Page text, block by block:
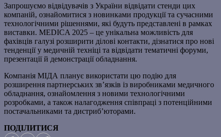
Запрошуємо відвідувачів з України відвідати стенди цих
компаній, ознайомитися з новинками продукції та сучасними
технологічними рішеннями, які будуть представлені в рамках
виставки. MEDICA 2025 – це унікальна можливість для
фахівців галузі розширити ділові контакти, дізнатися про нові
тенденції у медичній техніці та відвідати тематичні форуми,
презентації й демонстрації обладнання.
Компанія МІДА планує використати цю подію для
розширення партнерських зв’язків із виробниками медичного
обладнання, ознайомлення з новими технологічними
розробками, а також налагодження співпраці з потенційними
постачальниками та дистриб’юторами.
ПОДІЛИТИСЯ